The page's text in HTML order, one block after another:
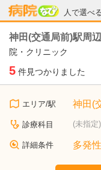
人で選べ
病院なび
神田(交通局前)駅周
院・クリニック
5 件見つかりました
エリア/駅 神田(
診療科目 (未指定)
詳細条件 多発